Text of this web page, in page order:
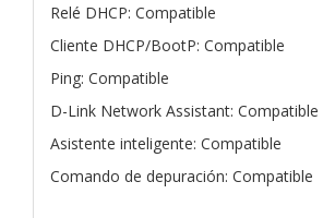
Relé DHCP: Compatible
Cliente DHCP/BootP: Compatible
Ping: Compatible
D-Link Network Assistant: Compatible
Asistente inteligente: Compatible
Comando de depuración: Compatible